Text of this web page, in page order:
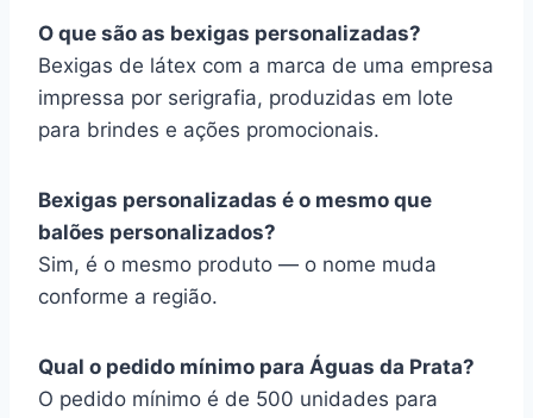
O que são as bexigas personalizadas?
Bexigas de látex com a marca de uma empresa
impressa por serigrafia, produzidas em lote
para brindes e ações promocionais.
Bexigas personalizadas é o mesmo que
balões personalizados?
Sim, é o mesmo produto — o nome muda
conforme a região.
Qual o pedido mínimo para Águas da Prata?
O pedido mínimo é de 500 unidades para